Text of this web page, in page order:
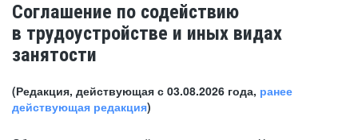
Соглашение по содействию
в трудоустройстве и иных видах
занятости
(Редакция, действующая с 03.08.2026 года, ранее
действующая редакция)